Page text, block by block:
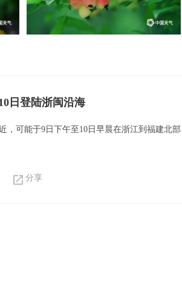
日登陆浙闽沿海
，可能于9日下午至10日早晨在浙江到福建北部
分享